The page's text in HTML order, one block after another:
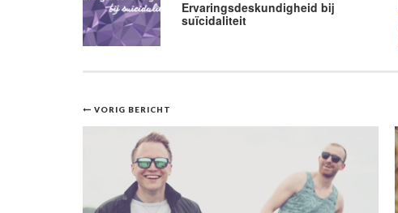
Ervaringsdeskundigheid bij
suïcidaliteit
Bericht
navigatie
VORIG BERICHT